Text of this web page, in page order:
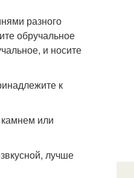
разного
обручальное
и носите
к
или
лучше